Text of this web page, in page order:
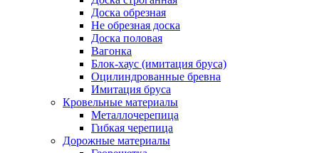
Доска обрезная
Не обрезная доска
Доска половая
Вагонка
Блок-хаус (имитация бруса)
Оцилиндрованные бревна
Имитация бруса
Кровельные материалы
Металлочерепица
Гибкая черепица
Дорожные материалы